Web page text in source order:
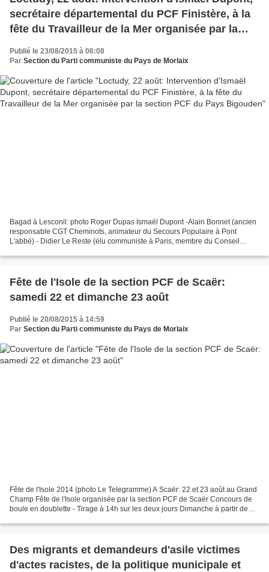
secrétaire départemental du PCF Finistère, à la
fête du Travailleur de la Mer organisée par la
section PCF du Pays Bigouden
Publié le 23/08/2015 à 06:08
Par Section du Parti communiste du Pays de Morlaix
Bagad à Lesconil: photo Roger Dupas Ismaël Dupont -Alain Bonnet (ancien
responsable CGT Cheminots, animateur du Secours Populaire à Pont
L'abbé) - Didier Le Reste (élu communiste à Paris, membre du Conseil
Fête de l'Isole de la section PCF de Scaër:
samedi 22 et dimanche 23 août
Publié le 20/08/2015 à 14:59
Par Section du Parti communiste du Pays de Morlaix
Fête de l'Isole 2014 (photo Le Telegramme) A Scaër: 22 et 23 août au Grand
Champ Fête de l'Isole organisée par la section PCF de Scaër Concours de
boule en doublette - Tirage à 14h sur les deux jours Dimanche à partir de
Des migrants et demandeurs d'asile victimes
d'actes racistes, de la politique municipale et